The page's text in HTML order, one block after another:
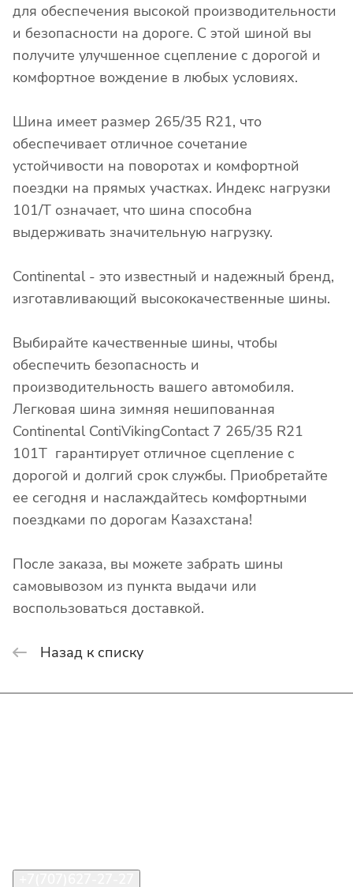
для обеспечения высокой производительности
и безопасности на дороге. С этой шиной вы
получите улучшенное сцепление с дорогой и
комфортное вождение в любых условиях.
Шина имеет размер 265/35 R21, что
обеспечивает отличное сочетание
устойчивости на поворотах и комфортной
поездки на прямых участках. Индекс нагрузки
101/T означает, что шина способна
выдерживать значительную нагрузку.
Continental - это известный и надежный бренд,
изготавливающий высококачественные шины.
Выбирайте качественные шины, чтобы
обеспечить безопасность и
производительность вашего автомобиля.
Легковая шина зимняя нешипованная
Continental ContiVikingContact 7 265/35 R21
101T гарантирует отличное сцепление с
дорогой и долгий срок службы. Приобретайте
ее сегодня и наслаждайтесь комфортными
поездками по дорогам Казахстана!
После заказа, вы можете забрать шины
самовывозом из пункта выдачи или
воспользоваться доставкой.
Назад к списку